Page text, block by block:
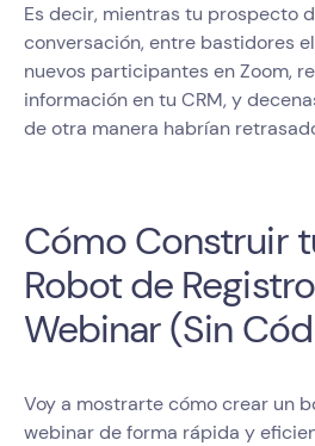
Es decir, mientras tu prospecto
conversación, entre bastidores
nuevos participantes en Zoom,
información en tu CRM, y
de otra manera habrían
Cómo Construir
Robot de
Webinar (Sin
Voy a mostrarte cómo crear un
webinar de forma rápida y